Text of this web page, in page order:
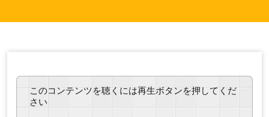
このコンテンツを聴くには再生ボタンを押してくだ
さい